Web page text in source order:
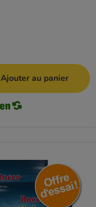
Ajouter au panier